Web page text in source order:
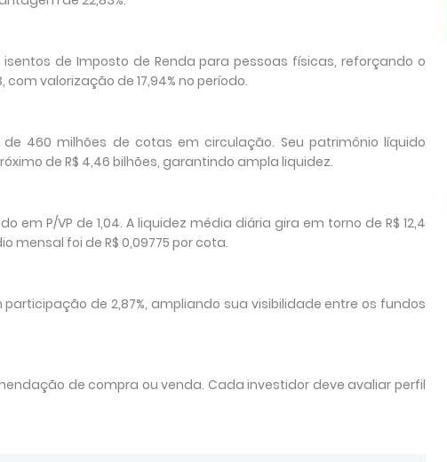
isentos de Imposto de Renda para pessoas físicas, reforçando o
valorização de 17,94% no período.
de 460 milhões de cotas em circulação. Seu patrimônio líquido
de R$ 4,46 bilhões, garantindo ampla liquidez.
em P/VP de 1,04. A liquidez média diária gira em torno de R$ 12,4
mensal foi de R$ 0,09775 por cota.
participação de 2,87%, ampliando sua visibilidade entre os fundos
de compra ou venda. Cada investidor deve avaliar perfil